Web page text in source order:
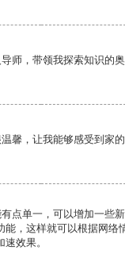
师，带领我探索知识的奥
馨，让我能够感受到家的
点单一，可以增加一些
能，这样就可以根据网络
效果。